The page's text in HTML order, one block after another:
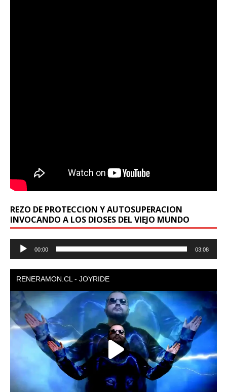
REZO DE PROTECCION Y AUTOSUPERACION
INVOCANDO A LOS DIOSES DEL VIEJO MUNDO
Reproductor
00:00 03:08